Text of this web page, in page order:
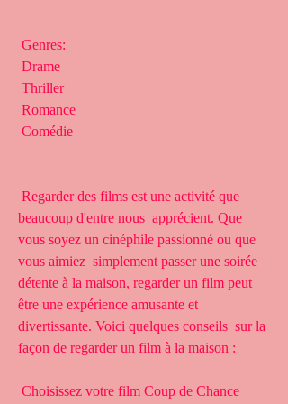
Genres:
Drame
Thriller
Romance
Comédie
beaucoup d'entre nous  apprécient. Que
vous soyez un cinéphile passionné ou que
vous aimiez  simplement passer une soirée
détente à la maison, regarder un film peut
être une expérience amusante et
divertissante. Voici quelques conseils  sur la
façon de regarder un film à la maison :